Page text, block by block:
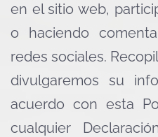
en el sitio web,
o haciendo
redes sociales.
divulgaremos su
acuerdo con esta
cualquier